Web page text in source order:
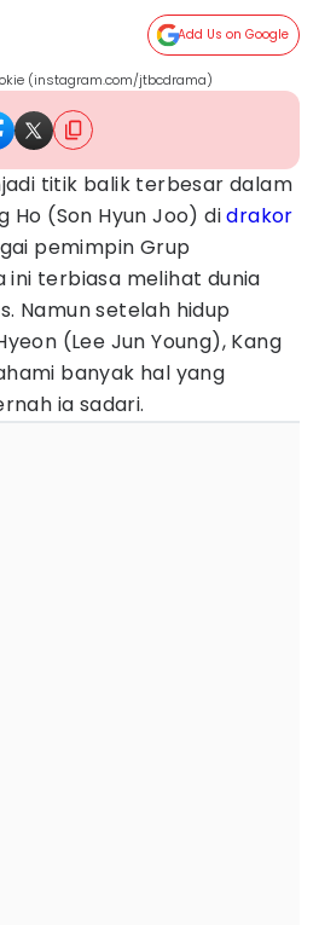
Add Us on Google
(instagram.com/jtbcdrama)
titik balik terbesar dalam
Ho (Son Hyun Joo) didrakor
pemimpin Grup
ini terbiasa melihat dunia
Namun setelah hidup
(Lee Jun Young), Kang
banyak hal yang
ia sadari.